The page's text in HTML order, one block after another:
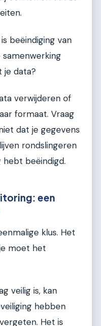
beëindiging van
data?
verwijderen of
formaat. Vraag
dat je gegevens
rondslingeren
hebt beëindigd.
een
klus. Het
moet het
veilig is, kan
hebben
Het is